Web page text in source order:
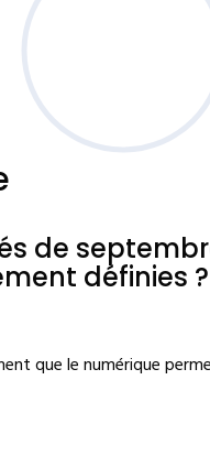
de
définies ?
que le numérique